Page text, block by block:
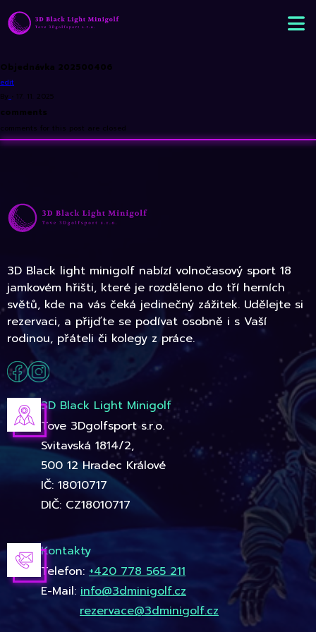
Objednávka 202500406
edit
By • 17. 11. 2025
comments
comments for this post are closed
3D Black light minigolf nabízí volnočasový sport 18
jamkovém hřišti, které je rozděleno do tří herních
světů, kde na vás čeká jedinečný zážitek. Udělejte si
rezervaci, a přijďte se podívat osobně i s Vaší
rodinou, přáteli či kolegy z práce.
3D Black Light Minigolf
Tove 3Dgolfsport s.r.o.
Svitavská 1814/2,
500 12 Hradec Králové
IČ: 18010717
DIČ: CZ18010717
Kontakty
Telefon: +420 778 565 211
E-Mail: info@3dminigolf.cz
rezervace@3dminigolf.cz